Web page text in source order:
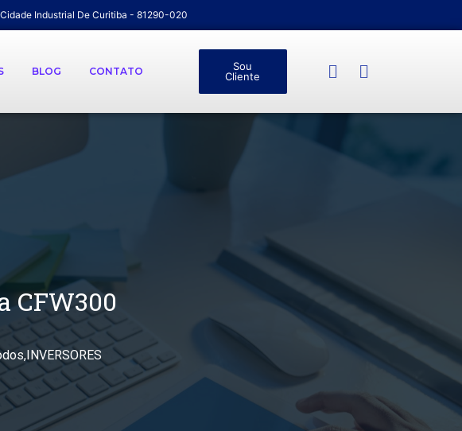
Industrial De Curitiba - 81290-020
BLOG CONTATO
Sou
Cliente
CFW300
, INVERSORES